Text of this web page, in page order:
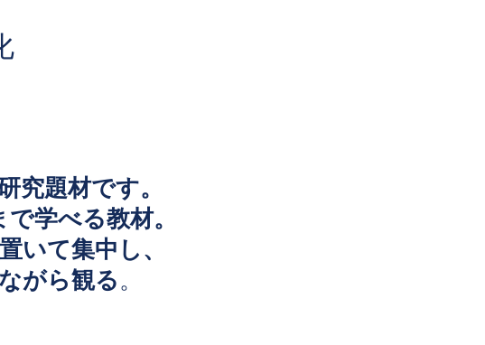
究題材です。
学べる教材。
いて集中し、
がら観る。